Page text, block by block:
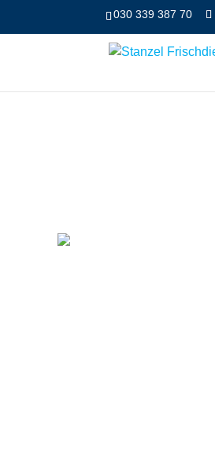
030 339 387 70